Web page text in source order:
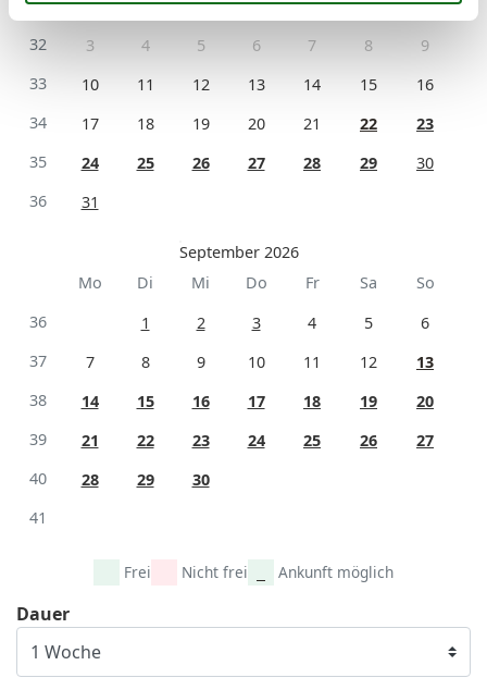
31 1
2
32
3 4 5 6 7 8
9
33
10 11 12 13 14 15
16
34
17 18 19 20 21 22
23
35
24 25 26 27 28 29
30
36
31
September 2026
Mo
Di Mi Do Fr Sa
So
36
1 2 3 4 5
6
37
7 8 9 10 11 12
13
38
14 15 16 17 18 19
20
39
21 22 23 24 25 26
27
40
28 29
30
41
Frei Nicht frei Ankunft möglich
Dauer